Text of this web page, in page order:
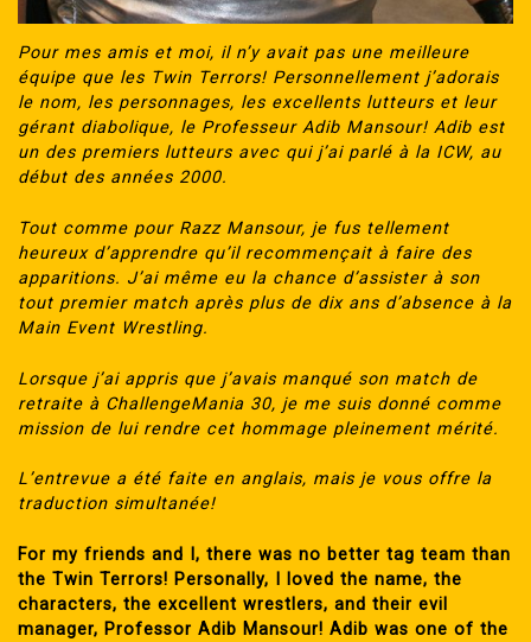
Pour mes amis et moi, il n’y avait pas une meilleure
équipe que les Twin Terrors! Personnellement j’adorais
le nom, les personnages, les excellents lutteurs et leur
gérant diabolique, le Professeur Adib Mansour! Adib est
un des premiers lutteurs avec qui j’ai parlé à la ICW, au
début des années 2000.
Tout comme pour Razz Mansour, je fus tellement
heureux d’apprendre qu’il recommençait à faire des
apparitions. J’ai même eu la chance d’assister à son
tout premier match après plus de dix ans d’absence à la
Main Event Wrestling.
Lorsque j’ai appris que j’avais manqué son match de
retraite à ChallengeMania 30, je me suis donné comme
mission de lui rendre cet hommage pleinement mérité.
L’entrevue a été faite en anglais, mais je vous offre la
traduction simultanée!
For my friends and I, there was no better tag team than
the Twin Terrors! Personally, I loved the name, the
characters, the excellent wrestlers, and their evil
manager, Professor Adib Mansour! Adib was one of the